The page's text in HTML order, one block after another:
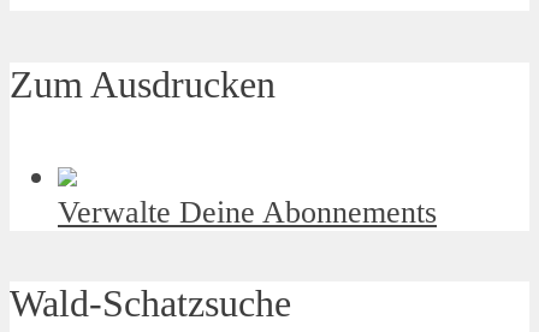
Zum Ausdrucken
Verwalte Deine Abonnements
Wald-Schatzsuche